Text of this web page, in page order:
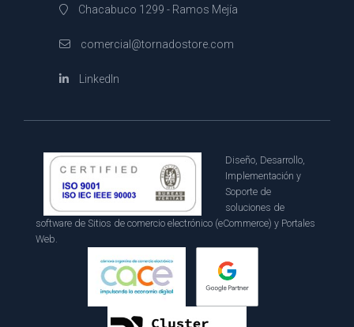
Chacabuco 1299 - Ramos Mejía
comercial@tornadostore.com
LinkedIn
Diseño, Desarrollo,
Implementación y
Soporte de
soluciones de
software de Sitios de comercio electrónico (eCommerce) y Portales
Web.